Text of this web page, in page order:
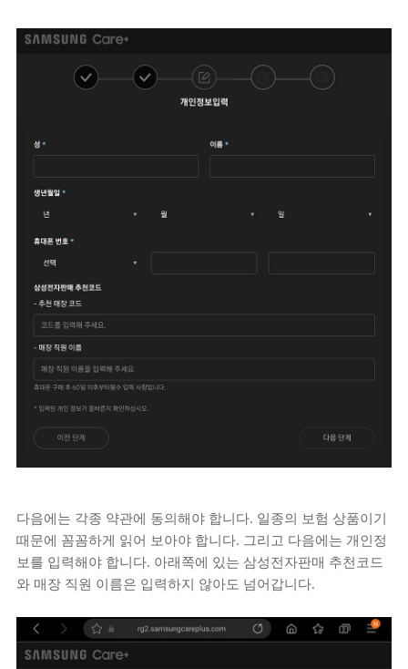
다음에는 각종 약관에 동의해야 합니다. 일종의 보험 상품이기
때문에 꼼꼼하게 읽어 보아야 합니다. 그리고 다음에는 개인정
보를 입력해야 합니다. 아래쪽에 있는 삼성전자판매 추천코드
와 매장 직원 이름은 입력하지 않아도 넘어갑니다.